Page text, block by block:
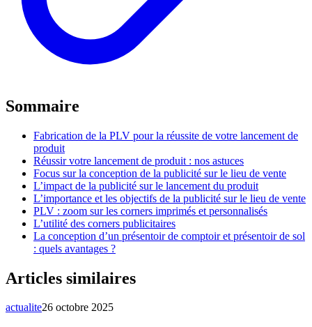
Sommaire
Fabrication de la PLV pour la réussite de votre lancement de
produit
Réussir votre lancement de produit : nos astuces
Focus sur la conception de la publicité sur le lieu de vente
L’impact de la publicité sur le lancement du produit
L’importance et les objectifs de la publicité sur le lieu de vente
PLV : zoom sur les corners imprimés et personnalisés
L’utilité des corners publicitaires
La conception d’un présentoir de comptoir et présentoir de sol
: quels avantages ?
Articles similaires
actualite26 octobre 2025